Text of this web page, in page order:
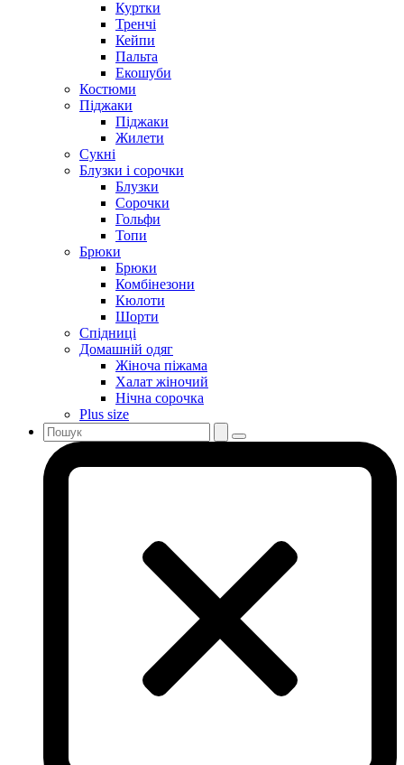
Куртки
Тренчі
Кейпи
Пальта
Екошуби
Костюми
Піджаки
Піджаки
Жилети
Сукні
Блузки і сорочки
Блузки
Сорочки
Гольфи
Топи
Брюки
Брюки
Комбінезони
Кюлоти
Шорти
Спідниці
Домашній одяг
Жіноча піжама
Халат жіночий
Нічна сорочка
Plus size